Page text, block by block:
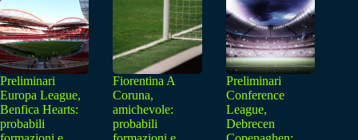
Preliminari
Europa League,
Benfica Hearts:
probabili
Fiorentina A
Coruna,
amichevole:
probabili
Preliminari
Conference
League,
Debrecen